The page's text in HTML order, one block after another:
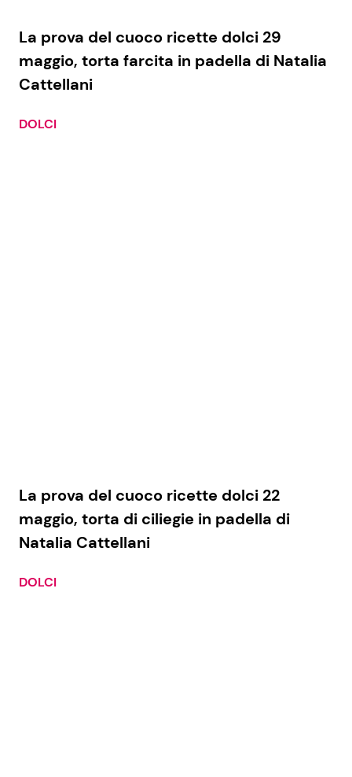
La prova del cuoco ricette dolci 29
maggio, torta farcita in padella di Natalia
Cattellani
DOLCI
La prova del cuoco ricette dolci 22
maggio, torta di ciliegie in padella di
Natalia Cattellani
DOLCI